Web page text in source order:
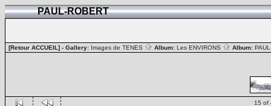
PAUL-ROBERT
[Retour ACCUEIL] - Gallery: Images de TENES Album: Les ENVIRONS Album:
15 of